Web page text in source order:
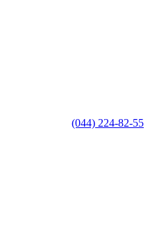
(044) 224-82-55